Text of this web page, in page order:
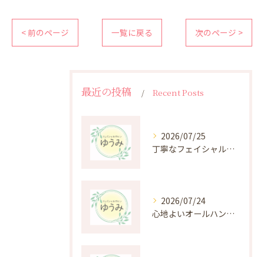
< 前のページ 一覧に戻る 次のページ >
最近の投稿 Recent Posts
2026/07/25
丁寧なフェイシャルケアがもたらす肌悩み改善の秘密
2026/07/24
心地よいオールハンド施術の癒しと効果を深掘り